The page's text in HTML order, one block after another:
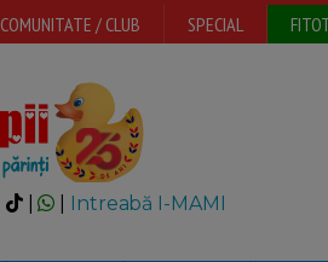
COMUNITATE / CLUB SPECIAL
| Intreabă I-MAMI